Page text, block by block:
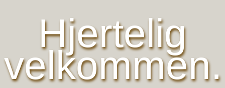
Hjertelig
velkommen.